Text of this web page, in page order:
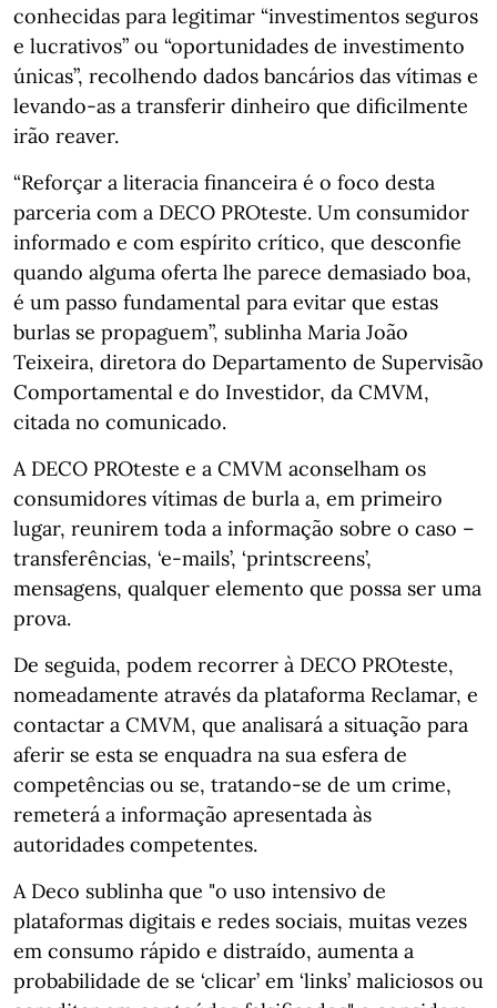
conhecidas para legitimar “investimentos seguros
e lucrativos” ou “oportunidades de investimento
únicas”, recolhendo dados bancários das vítimas e
levando-as a transferir dinheiro que dificilmente
irão reaver.
“Reforçar a literacia financeira é o foco desta
parceria com a DECO PROteste. Um consumidor
informado e com espírito crítico, que desconfie
quando alguma oferta lhe parece demasiado boa,
é um passo fundamental para evitar que estas
burlas se propaguem”, sublinha Maria João
Teixeira, diretora do Departamento de Supervisão
Comportamental e do Investidor, da CMVM,
citada no comunicado.
A DECO PROteste e a CMVM aconselham os
consumidores vítimas de burla a, em primeiro
lugar, reunirem toda a informação sobre o caso –
transferências, ‘e-mails’, ‘printscreens’,
mensagens, qualquer elemento que possa ser uma
prova.
De seguida, podem recorrer à DECO PROteste,
nomeadamente através da plataforma Reclamar, e
contactar a CMVM, que analisará a situação para
aferir se esta se enquadra na sua esfera de
competências ou se, tratando-se de um crime,
remeterá a informação apresentada às
autoridades competentes.
A Deco sublinha que "o uso intensivo de
plataformas digitais e redes sociais, muitas vezes
em consumo rápido e distraído, aumenta a
probabilidade de se ‘clicar’ em ‘links’ maliciosos ou